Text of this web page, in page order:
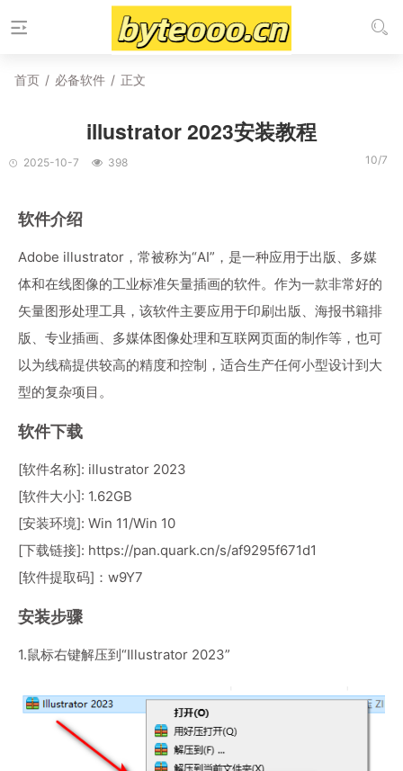
首页 / 必备软件 / 正文
illustrator 2023安装教程
2025-10-7 398 10/7
软件介绍
Adobe illustrator，常被称为“AI”，是一种应用于出版、多媒
体和在线图像的工业标准矢量插画的软件。作为一款非常好的
矢量图形处理工具，该软件主要应用于印刷出版、海报书籍排
版、专业插画、多媒体图像处理和互联网页面的制作等，也可
以为线稿提供较高的精度和控制，适合生产任何小型设计到大
型的复杂项目。
软件下载
[软件名称]: illustrator 2023
[软件大小]: 1.62GB
[安装环境]: Win 11/Win 10
[下载链接]: https://pan.quark.cn/s/af9295f671d1
[软件提取码]：w9Y7
安装步骤
1.鼠标右键解压到“Illustrator 2023”